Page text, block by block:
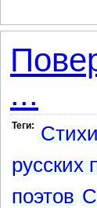
...
Теги:
русских
поэтов